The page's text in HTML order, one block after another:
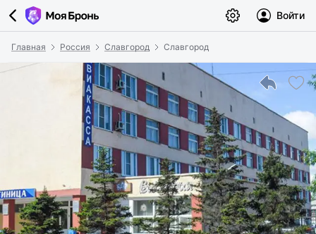
Войти
Главная Россия Славгород Славгород